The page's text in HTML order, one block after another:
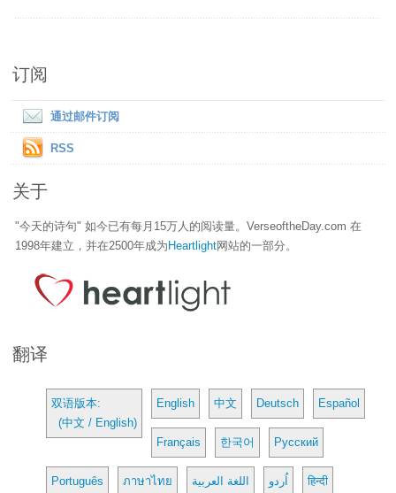
订阅
通过邮件订阅
RSS
关于
"今天的诗句" 如今已有每月15万人的阅读量。VerseoftheDay.com 在
1998年建立，并在2500年成为 Heartlight网站的一部分。
翻译
双语版本:
(中文 / English)
English 中文 Deutsch Español
Français 한국어 Русский
Português ภาษาไทย اللغة العربية اُردو हिन्दी